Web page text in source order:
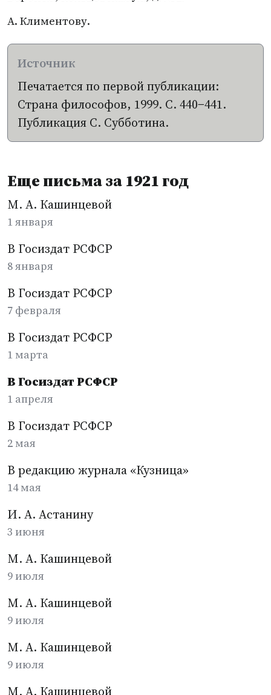
А. Климентову.
Печатается по первой публикации:
Страна философов, 1999. С. 440−441.
Публикация С. Субботина.
Еще письма за 1921 год
М. А. Кашинцевой
1 января
В Госиздат РСФСР
8 января
В Госиздат РСФСР
7 февраля
В Госиздат РСФСР
1 марта
В Госиздат РСФСР
1 апреля
В Госиздат РСФСР
2 мая
В редакцию журнала «Кузница»
14 мая
И. А. Астанину
3 июня
М. А. Кашинцевой
9 июля
М. А. Кашинцевой
9 июля
М. А. Кашинцевой
9 июля
М. А. Кашинцевой